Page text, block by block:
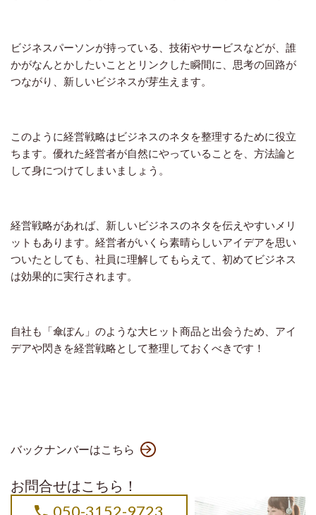
ビジネスパーソンが持っている、技術やサービスなどが、誰
かがなんとかしたいこととリンクした瞬間に、思考の回路が
つながり、新しいビジネスが芽生えます。
このように経営戦略はビジネスのネタを整理するために役立
ちます。優れた経営者が自然にやっていることを、方法論と
して身につけてしまいましょう。
経営戦略があれば、新しいビジネスのネタを伝えやすいメリ
ットもあります。経営者がいくら素晴らしいアイデアを思い
ついたとしても、社員に理解してもらえて、初めてビジネス
は効果的に実行されます。
自社も「傘ぽん」のような大ヒット商品と出会うため、アイ
デアや閃きを経営戦略として整理しておくべきです！
バックナンバーはこちら
お問合せはこちら！